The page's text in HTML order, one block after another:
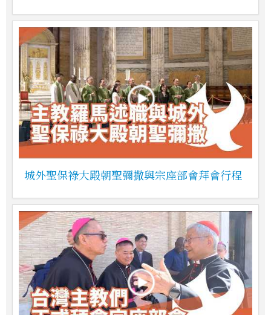
城外聖保祿大殿朝聖彌撒與宗座部會拜會行程